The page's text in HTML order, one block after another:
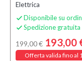
Elettrica
 Disponibile su
 Spedizione gratuita
199,00 € 193,00
Offerta valida fino al